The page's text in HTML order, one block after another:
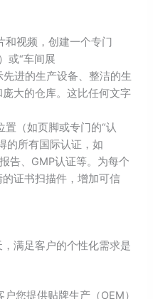
和视频，创建一个专门
或“车间展
进的生产设备、整洁的生
大的仓库。这比任何文字
置（如页脚或专门的“认
的所有国际认证，如
告、GMP认证等。为每个
证书扫描件，增加可信
满足客户的个性化需求是
户您提供贴牌生产（OEM）